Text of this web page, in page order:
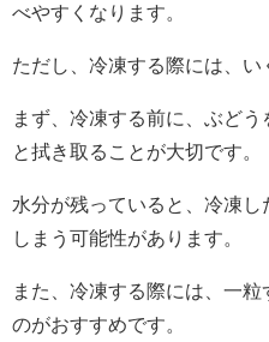
べやすくなります。
ただし、冷凍する際には、い
まず、冷凍する前に、ぶど
と拭き取ることが大切です。
水分が残っていると、冷凍
しまう可能性があります。
また、冷凍する際には、一
のがおすすめです。